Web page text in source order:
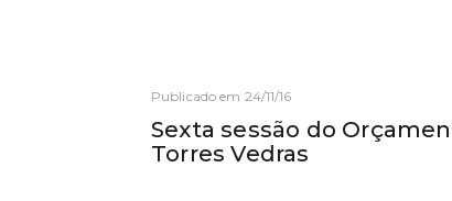
Publicado em 24/11/16
Sexta sessão do
Torres Vedras